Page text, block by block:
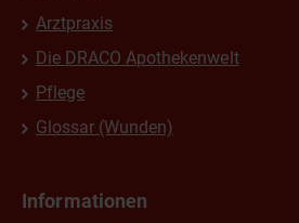
Arztpraxis
Die DRACO Apothekenwelt
Pflege
Glossar (Wunden)
Informationen